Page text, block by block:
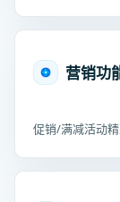
营销功
促销/满减活动